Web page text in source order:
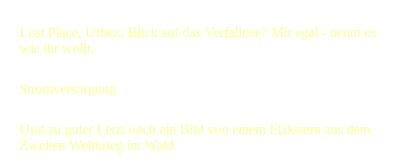
Lost Place, Urbex, Blick auf das Verfallene? Mir egal - nennt es
wie ihr wollt.
Stromversorgung
Und zu guter Letzt noch ein Bild von einem Flakstern aus dem
Zweiten Weltkrieg im Wald